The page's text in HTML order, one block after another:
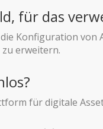
für das
Konfiguration
erweitern.
für digitale